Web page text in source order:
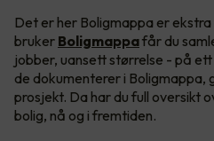
Det er her Boligmappa er
bruker Boligmappafår du
jobber, uansett størrelse - på
de dokumenterer i
prosjekt. Da har du full oversikt
bolig, nå og i fremtiden.